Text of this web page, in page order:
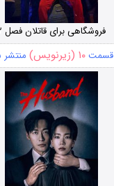
فروشگاهی برای قاتلان فصل ۲
قسمت۱۰ (زیرنویس)